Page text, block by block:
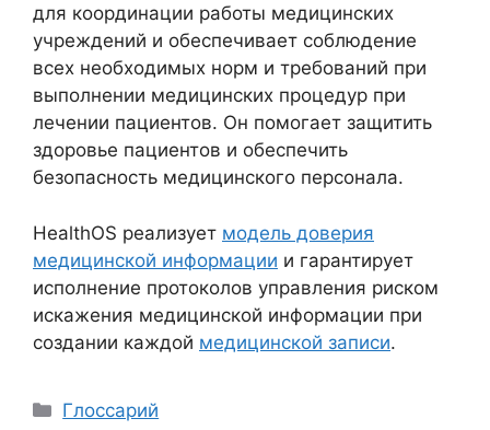
для координации работы медицинских
учреждений и обеспечивает соблюдение
всех необходимых норм и требований при
выполнении медицинских процедур при
лечении пациентов. Он помогает защитить
здоровье пациентов и обеспечить
безопасность медицинского персонала.
HealthOS реализует модель доверия
медицинской информации и гарантирует
исполнение протоколов управления риском
искажения медицинской информации при
создании каждой медицинской записи.
Рубрики
Глоссарий